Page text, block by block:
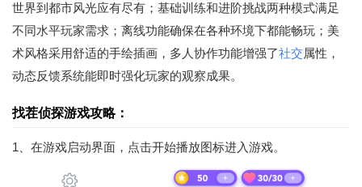
世界到都市风光应有尽有；基础训练和进阶挑战两种模式满足
不同水平玩家需求；离线功能确保在各种环境下都能畅玩；美
术风格采用舒适的手绘插画，多人协作功能增强了社交属性，
动态反馈系统能即时强化玩家的观察成果。
找茬侦探游戏攻略：
1、在游戏启动界面，点击开始播放图标进入游戏。